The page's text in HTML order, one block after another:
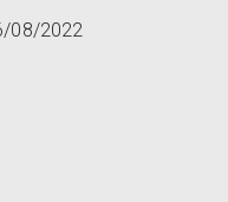
08/2022